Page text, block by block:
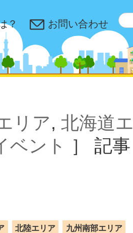
？ お問い合わせ
リア, 北海道エ
ベント ］ 記事
北陸エリア 九州南部エリア